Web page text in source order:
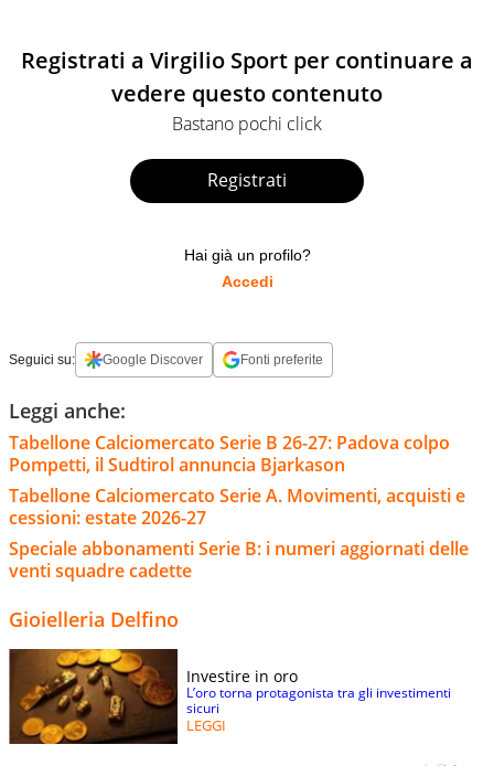
Registrati a Virgilio Sport per continuare a
vedere questo contenuto
Bastano pochi click
Registrati
Hai già un profilo?
Accedi
Seguici su: Google Discover Fonti preferite
Leggi anche:
Tabellone Calciomercato Serie B 26-27: Padova colpo
Pompetti, il Sudtirol annuncia Bjarkason
Tabellone Calciomercato Serie A. Movimenti, acquisti e
cessioni: estate 2026-27
Speciale abbonamenti Serie B: i numeri aggiornati delle
venti squadre cadette
Gioielleria Delfino
Investire in oro
L’oro torna protagonista tra gli investimenti
sicuri
LEGGI